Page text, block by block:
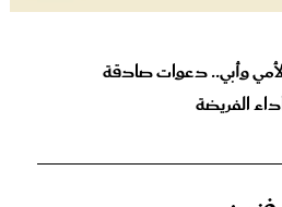
لأمي وأبي.. دعوات صادقة
الفريضة